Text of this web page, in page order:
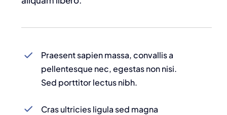
Praesent sapien massa, convallis a
pellentesque nec, egestas non nisi.
Sed porttitor lectus nibh.
Cras ultricies ligula sed magna